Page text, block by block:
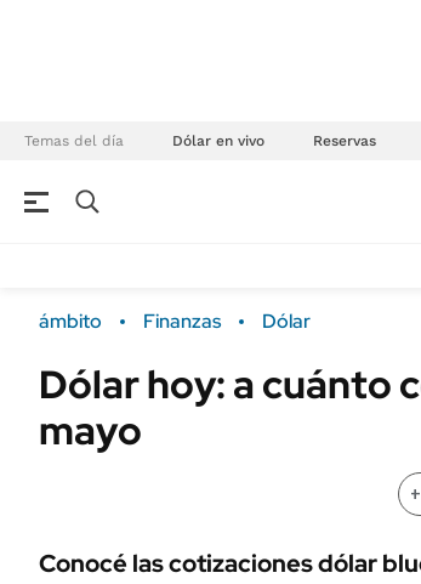
Temas del día Dólar en vivo Reservas
Campo
FINANZAS
ÁMBITO DEBATE
POLÍTICA
ámbito Finanzas Dólar
Dólar hoy: a cuánto
mayo
+
Conocé las cotizaciones dólar